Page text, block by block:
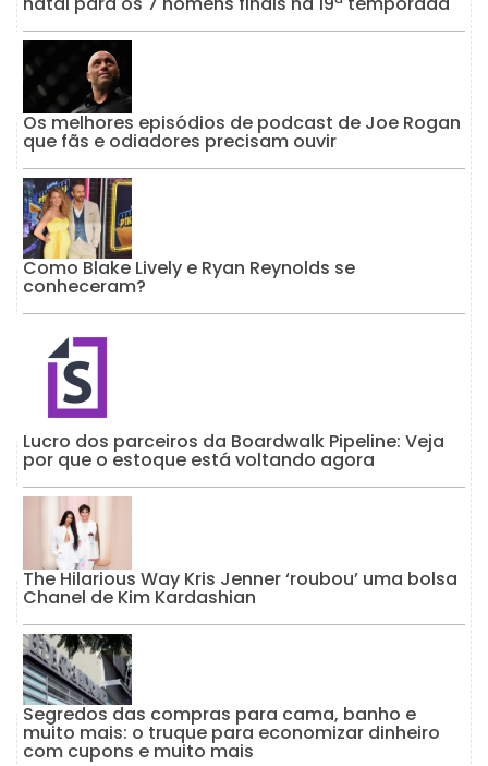
Os melhores episódios de podcast de Joe Rogan
que fãs e odiadores precisam ouvir
Como Blake Lively e Ryan Reynolds se
conheceram?
Lucro dos parceiros da Boardwalk Pipeline: Veja
por que o estoque está voltando agora
The Hilarious Way Kris Jenner ‘roubou’ uma bolsa
Chanel de Kim Kardashian
Segredos das compras para cama, banho e
muito mais: o truque para economizar dinheiro
com cupons e muito mais